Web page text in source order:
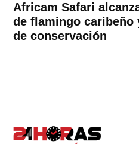
Africam Safari
de flamingo caribeño
de conservación